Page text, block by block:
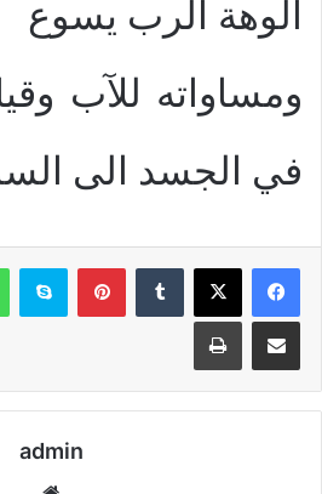
ألوهة الرب يسوع
ومساواته للآب
في الجسد الى
بينتيريست
مشاركة عبر البريد طباعة
admin